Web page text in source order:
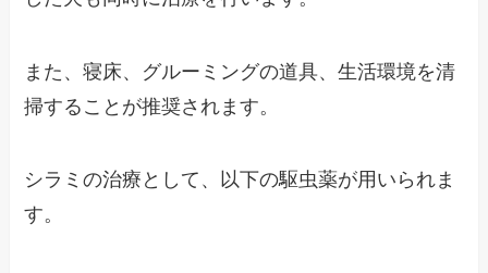
また、寝床、グルーミングの道具、生活環境を清
掃することが推奨されます。
シラミの治療として、以下の駆虫薬が用いられま
す。